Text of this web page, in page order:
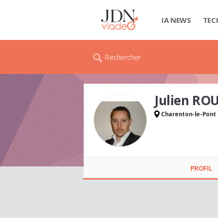
IA NEWS
Rechercher
Julien
Charenton-le-Pont
PROFIL